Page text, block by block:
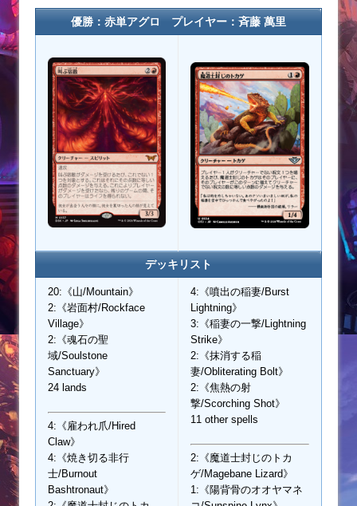
優勝：赤単アグロ プレイヤー：斉藤 萬里
デッキリスト
20:《山/Mountain》
2:《岩面村/Rockface
Village》
2:《魂石の聖
域/Soulstone
Sanctuary》
24 lands
4:《雇われ爪/Hired
Claw》
4:《焼き切る非行
士/Burnout
Bashtronaut》
4:《噴出の稲妻/Burst
Lightning》
3:《稲妻の一撃/Lightning
Strike》
2:《抹消する稲
妻/Obliterating Bolt》
2:《焦熱の射
撃/Scorching Shot》
11 other spells
2:《魔道士封じのトカ
ゲ/Magebane Lizard》
1:《陽背骨のオオヤマネ